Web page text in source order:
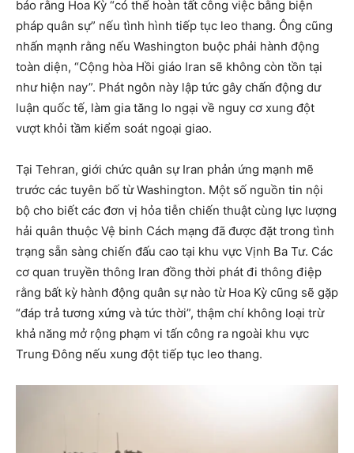
báo rằng Hoa Kỳ “có thể hoàn tất công việc bằng biện
pháp quân sự” nếu tình hình tiếp tục leo thang. Ông cũng
nhấn mạnh rằng nếu Washington buộc phải hành động
toàn diện, “Cộng hòa Hồi giáo Iran sẽ không còn tồn tại
như hiện nay”. Phát ngôn này lập tức gây chấn động dư
luận quốc tế, làm gia tăng lo ngại về nguy cơ xung đột
vượt khỏi tầm kiểm soát ngoại giao.
Tại Tehran, giới chức quân sự Iran phản ứng mạnh mẽ
trước các tuyên bố từ Washington. Một số nguồn tin nội
bộ cho biết các đơn vị hỏa tiễn chiến thuật cùng lực lượng
hải quân thuộc Vệ binh Cách mạng đã được đặt trong tình
trạng sẵn sàng chiến đấu cao tại khu vực Vịnh Ba Tư. Các
cơ quan truyền thông Iran đồng thời phát đi thông điệp
rằng bất kỳ hành động quân sự nào từ Hoa Kỳ cũng sẽ gặp
“đáp trả tương xứng và tức thời”, thậm chí không loại trừ
khả năng mở rộng phạm vi tấn công ra ngoài khu vực
Trung Đông nếu xung đột tiếp tục leo thang.